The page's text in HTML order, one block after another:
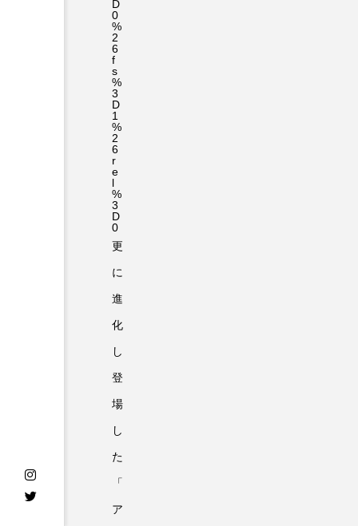
D
0
%
2
6
f
s
%
3
D
1
%
2
6
r
e
l
%
3
D
0
更
に
進
化
し
登
場
し
た
「
ア